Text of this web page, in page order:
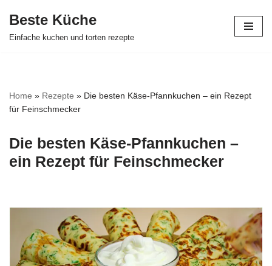
Zum
Beste Küche
Einfache kuchen und torten rezepte
Home » Rezepte » Die besten Käse-Pfannkuchen – ein Rezept
für Feinschmecker
Die besten Käse-Pfannkuchen –
ein Rezept für Feinschmecker